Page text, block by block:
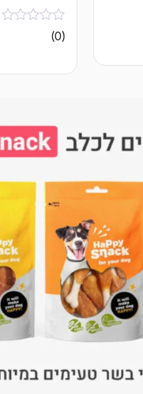
אין
ביקורות
(0)